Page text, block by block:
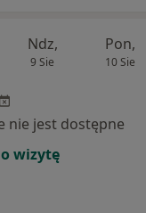
Ndz,
9 Sie
Pon,
10 Sie
nie jest dostępne
wizytę